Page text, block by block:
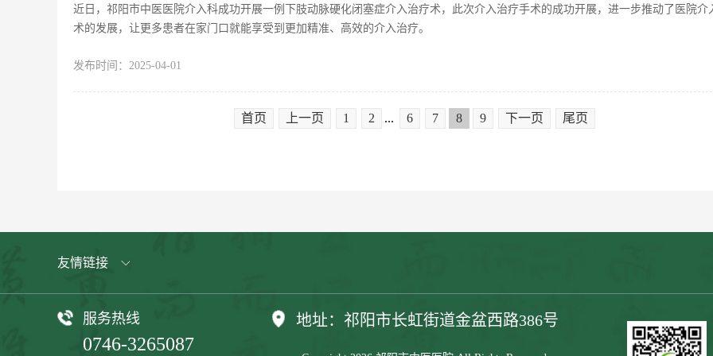
近日，祁阳市中医医院介入科成功开展一例下肢动脉硬化闭塞症介入治疗术，此次介入治疗手术的成功开展，进一步推动了医院介
术的发展，让更多患者在家门口就能享受到更加精准、高效的介入治疗。
发布时间： 2025-04-01
首页 上一页 1 2 ... 6 7 8 9 下一页 尾页
友情链接
服务热线
0746-3265087
地址： 祁阳市长虹街道金盆西路386号